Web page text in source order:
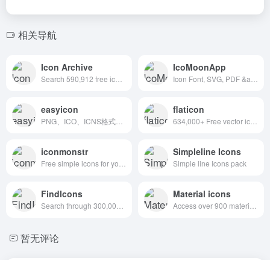
相关导航
Icon Archive IcoMoonApp
easyicon flaticon
iconmonstr Simpleline Icons
Simple line Icons pack
FindIcons Material icons
暂无评论